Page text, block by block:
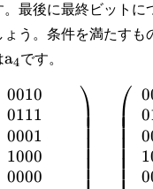
。最後に最終ビットに
ょう。条件を満たすも
a4です。
0010
0111
0001
1000
0000
⎟⎟⎟⎟⎟⎟⎟
⎞
⎜⎜⎜⎜⎜⎜⎜⎛ 0
0
0
1
0